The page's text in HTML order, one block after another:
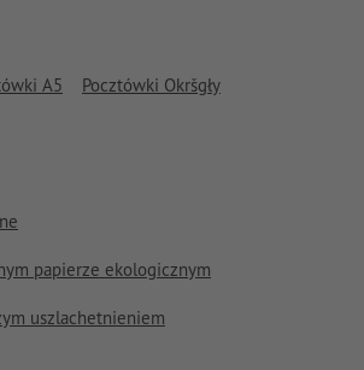
A5 Pocztówki Okršgły
papierze ekologicznym
uszlachetnieniem